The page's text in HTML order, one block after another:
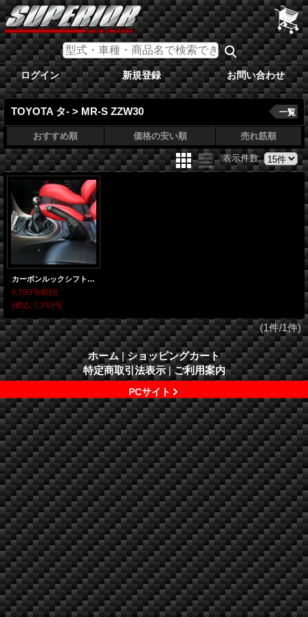
ログイン 新規登録 お問い合わせ
TOYOTA タ- > MR-S ZZW30 一覧
おすすめ順 価格の安い順 売れ筋順
表示件数:
カーボンルックシフトブーツ MR-S ZZW30
6,700円(税別)
(税込: 7,370円)
(1件/1件)
ホーム | ショッピングカート
特定商取引法表示 | ご利用案内
PCサイト